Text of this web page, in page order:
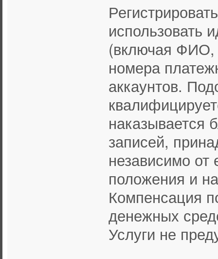
использовать
(включая ФИО,
номера
аккаунтов.
наказывается
записей,
независимо от
положения и
Компенсация
денежных
Услуги не